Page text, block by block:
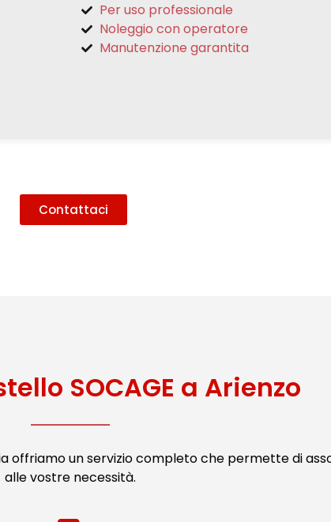
Per uso professionale
Noleggio con operatore
Manutenzione garantita
Contattaci
SOCAGE a Arienzo
offriamo un servizio completo che permette di
alle vostre necessità.